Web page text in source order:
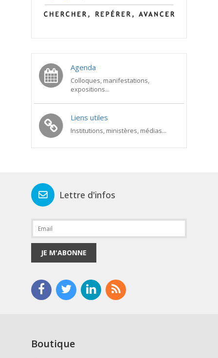
Agenda
Colloques, manifestations,
expositions...
Liens utiles
Institutions, ministères, médias...
Lettre d'infos
JE M'ABONNE
Boutique